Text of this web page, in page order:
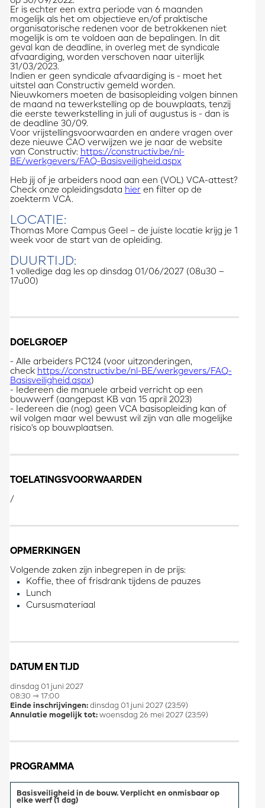
Er is echter een extra periode van 6 maanden
mogelijk als het om objectieve en/of praktische
organisatorische redenen voor de betrokkenen niet
mogelijk is om te voldoen aan de bepalingen. In dit
geval kan de deadline, in overleg met de syndicale
afvaardiging, worden verschoven naar uiterlijk
31/03/2023.
Indien er geen syndicale afvaardiging is - moet het
uitstel aan Constructiv gemeld worden.
Nieuwkomers moeten de basisopleiding volgen binnen
de maand na tewerkstelling op de bouwplaats, tenzij
die eerste tewerkstelling in juli of augustus is - dan is
de deadline 30/09.
Voor vrijstellingsvoorwaarden en andere vragen over
deze nieuwe CAO verwijzen we je naar de website
van Constructiv: https://constructiv.be/nl-
BE/werkgevers/FAQ-Basisveiligheid.aspx
Heb jij of je arbeiders nood aan een (VOL) VCA-attest?
Check onze opleidingsdata hieren filter op de
zoekterm VCA.
LOCATIE:
Thomas More Campus Geel – de juiste locatie krijg je 1
week voor de start van de opleiding.
DUURTIJD:
1 volledige dag les op dinsdag 01/06/2027 (08u30 –
17u00)
DOELGROEP
- Alle arbeiders PC124 (voor uitzonderingen,
check https://constructiv.be/nl-BE/werkgevers/FAQ-
Basisveiligheid.aspx)
- Iedereen die manuele arbeid verricht op een
bouwwerf (aangepast KB van 15 april 2023)
- Iedereen die (nog) geen VCA basisopleiding kan of
wil volgen maar wel bewust wil zijn van alle mogelijke
risico's op bouwplaatsen.
TOELATINGSVOORWAARDEN
/
OPMERKINGEN
Volgende zaken zijn inbegrepen in de prijs:
Koffie, thee of frisdrank tijdens de pauzes
Lunch
Cursusmateriaal
DATUM EN TIJD
dinsdag 01 juni 2027
08:30 ⇾ 17:00
Einde inschrijvingen: dinsdag 01 juni 2027 (23:59)
Annulatie mogelijk tot: woensdag 26 mei 2027 (23:59)
PROGRAMMA
Basisveiligheid in de bouw. Verplicht en onmisbaar op
elke werf (1 dag)